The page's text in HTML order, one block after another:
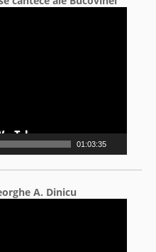
01:03:35
A. Dinicu